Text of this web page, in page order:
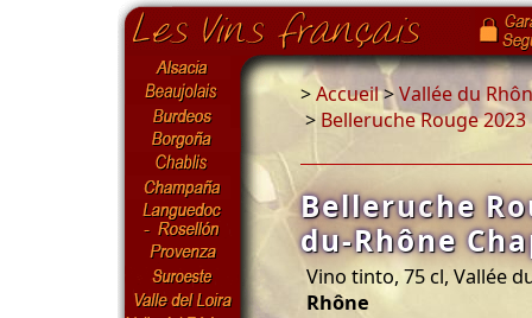
>Accueil>Vallée du
> Belleruche Rouge
Belleruche
du-Rhône
Vino tinto, 75 cl, Vallée
Rhône